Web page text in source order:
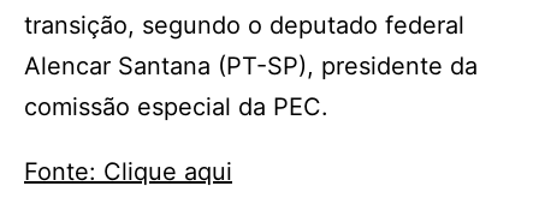
transição, segundo o deputado federal
Alencar Santana (PT-SP), presidente da
comissão especial da PEC.
Fonte: Clique aqui